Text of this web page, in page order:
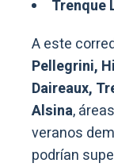
Trenque
A este
Pellegrini,
Daireaux,
Alsina,
veranos
podrían